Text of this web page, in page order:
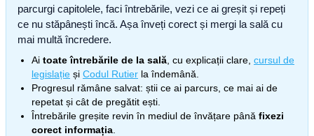
parcurgi capitolele, faci întrebările, vezi ce ai greșit și repeți
ce nu stăpânești încă. Așa înveți corect și mergi la sală cu
mai multă încredere.
Ai toate întrebările de la sală , cu explicații clare, cursul de
legislație și Codul Rutier la îndemână.
Progresul rămâne salvat: știi ce ai parcurs, ce mai ai de
repetat și cât de pregătit ești.
Întrebările greșite revin în mediul de învățare până fixezi
corect informația